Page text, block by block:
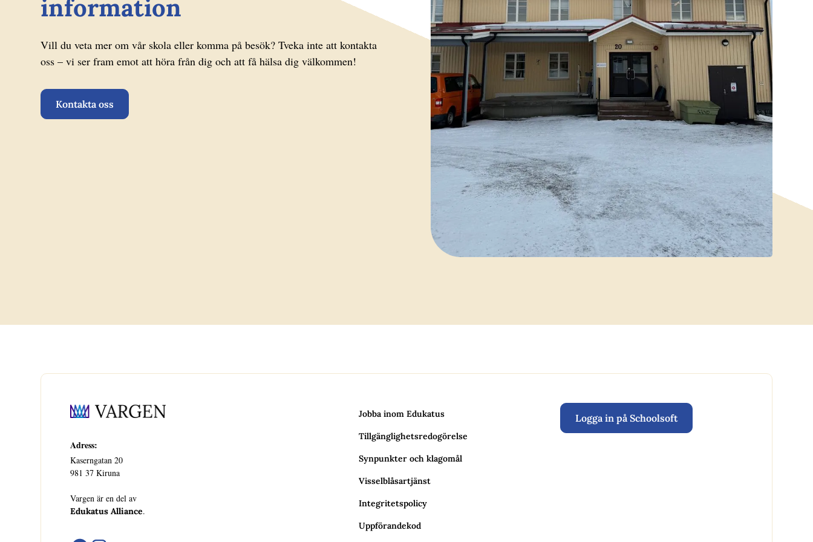
information
Vill du veta mer om vår skola eller komma på besök? Tveka inte att kontakta
oss – vi ser fram emot att höra från dig och att få hälsa dig välkommen!
Kontakta oss
Adress:
Kaserngatan 20
981 37 Kiruna
Vargen är en del av
Edukatus Alliance.
Jobba inom Edukatus
Tillgänglighetsredogörelse
Synpunkter och klagomål
Visselblåsartjänst
Integritetspolicy
Uppförandekod
Logga in på Schoolsoft